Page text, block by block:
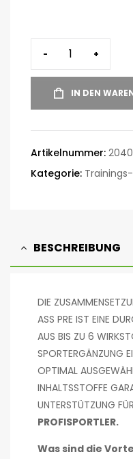
- +
IN DEN
Artikelnummer:
Kategorie:
BESCHREIBUNG
DIE
ASS PRE IST EINE
AUS BIS ZU 6
SPORTERGÄNZUNG
OPTIMAL
INHALTSSTOFFE
UNTERSTÜTZUNG FÜR
PROFISPORTLER.
Was sind die